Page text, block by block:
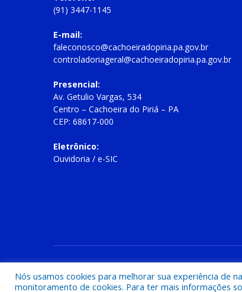
(91) 3447-1145
E-mail:
faleconosco@cachoeiradopiria.pa.gov.br
controladoriageral@cachoeiradopiria.pa.gov.br
Presencial:
Av. Getulio Vargas, 534
Centro – Cachoeira do Piriá – PA
CEP: 68617-000
Eletrônico:
Ouvidoria / e-SIC
Nós usamos cookies para melhorar sua experiência de
monitoramento de cookies. Para ter mais informações